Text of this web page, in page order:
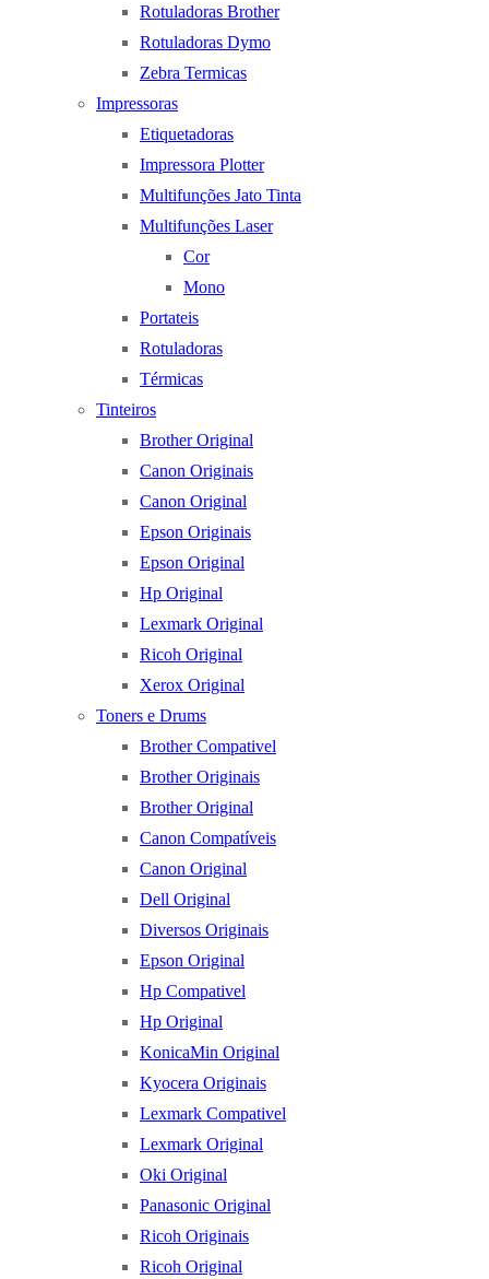
Rotuladoras Brother
Rotuladoras Dymo
Zebra Termicas
Impressoras
Etiquetadoras
Impressora Plotter
Multifunções Jato Tinta
Multifunções Laser
Cor
Mono
Portateis
Rotuladoras
Térmicas
Tinteiros
Brother Original
Canon Originais
Canon Original
Epson Originais
Epson Original
Hp Original
Lexmark Original
Ricoh Original
Xerox Original
Toners e Drums
Brother Compativel
Brother Originais
Brother Original
Canon Compatíveis
Canon Original
Dell Original
Diversos Originais
Epson Original
Hp Compativel
Hp Original
KonicaMin Original
Kyocera Originais
Lexmark Compativel
Lexmark Original
Oki Original
Panasonic Original
Ricoh Originais
Ricoh Original